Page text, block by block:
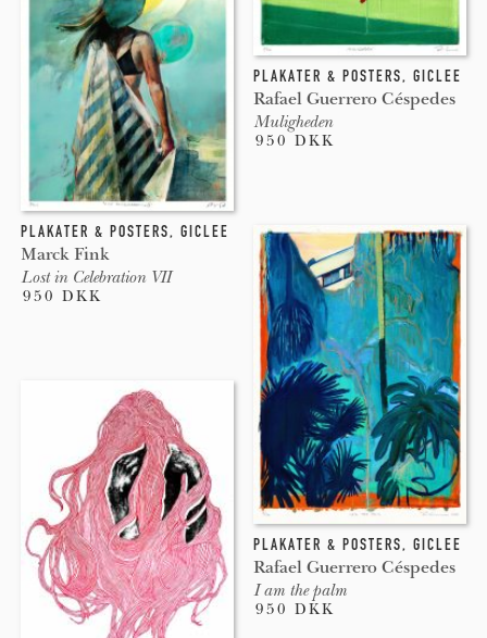
PLAKATER & POSTERS, GICLEE
Marck Fink
Lost in Celebration VII
950 DKK
PLAKATER & POSTERS, GICLEE
Rafael Guerrero Céspedes
Muligheden
950 DKK
PLAKATER & POSTERS, GICLEE
Rafael Guerrero Céspedes
I am the palm
950 DKK